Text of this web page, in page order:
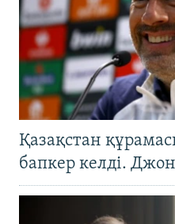
Қазақстан
бапкер келді.